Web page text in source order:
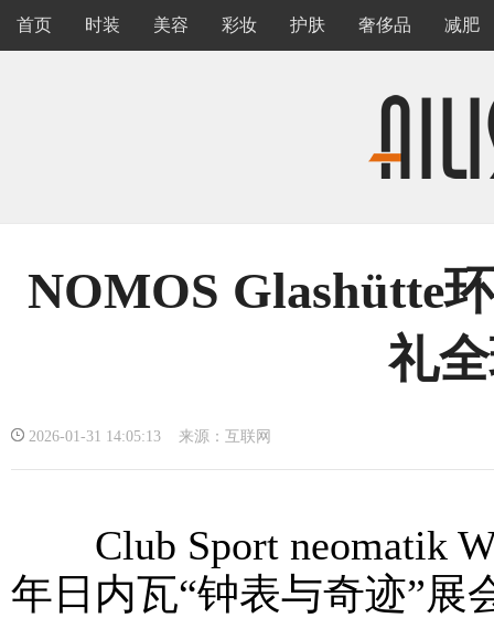
首页 时装 美容 彩妆 护肤 奢侈品 减肥
NOMOS Glashütte
礼
2026-01-31 14:05:13 来源：互联网
Club Sport neomatik
年日内瓦“钟表与奇迹”展